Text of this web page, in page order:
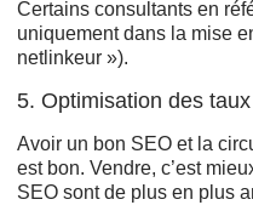
Certains consultants en
uniquement dans la mise
netlinkeur »).
5. Optimisation des
Avoir un bon SEO et la
est bon. Vendre, c’est
SEO sont de plus en plus